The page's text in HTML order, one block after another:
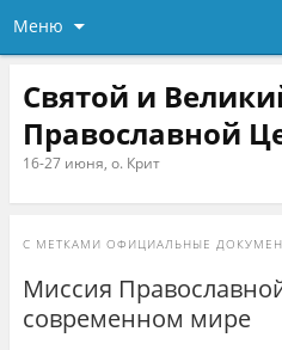
Меню
Святой и
Православной
16-27 июня, о. Крит
С МЕТКАМИ ОФИЦИАЛЬНЫЕ
Миссия
современном мире